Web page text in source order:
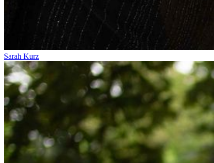
Sarah Kurz